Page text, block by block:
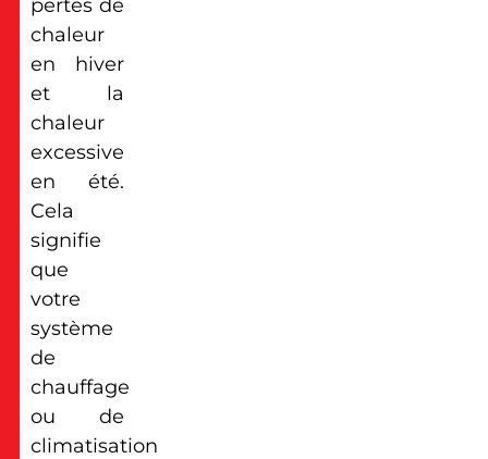
pertes de
chaleur
en hiver
et la
chaleur
excessive
en été.
Cela
signifie
que
votre
système
de
chauffage
ou de
climatisation